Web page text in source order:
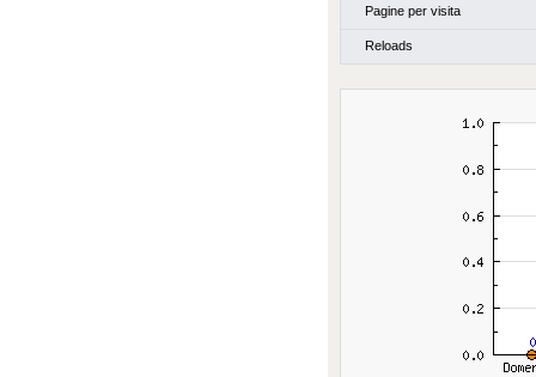
Pagine per visita
Reloads